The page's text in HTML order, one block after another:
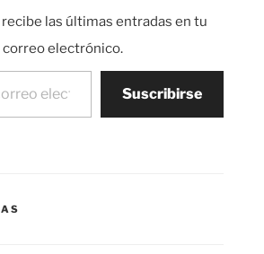
las últimas entradas en tu
correo electrónico.
Suscribirse